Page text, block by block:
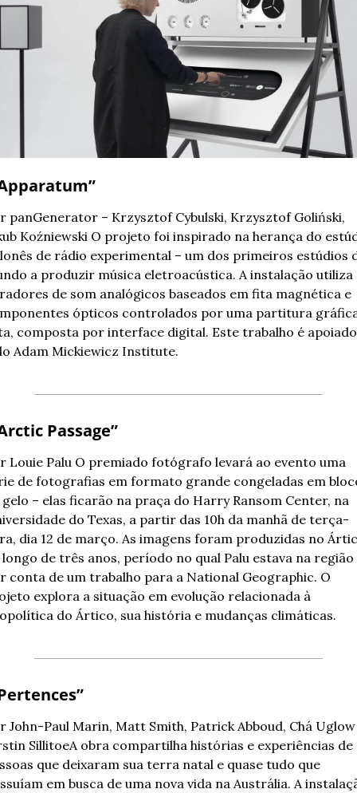
panGenerator – Krzysztof Cybulski, Krzysztof Goliński,
Koźniewski O projeto foi inspirado na herança do
de rádio experimental – um dos primeiros estúdios
a produzir música eletroacústica. A instalação utiliza
de som analógicos baseados em fita magnética e
ópticos controlados por uma partitura
composta por interface digital. Este trabalho é apoiado
Adam Mickiewicz Institute.
Passage”
Louie Palu O premiado fotógrafo levará ao evento uma
de fotografias em formato grande congeladas em
gelo – elas ficarão na praça do Harry Ransom Center, na
do Texas, a partir das 10h da manhã de terça-
dia 12 de março. As imagens foram produzidas no
longo de três anos, período no qual Palu estava na região
conta de um trabalho para a National Geographic. O
explora a situação em evolução relacionada à
do Ártico, sua história e mudanças climáticas.
John-Paul Marin, Matt Smith, Patrick Abboud, Chá
SillitoeA obra compartilha histórias e experiências de
que deixaram sua terra natal e quase tudo que
em busca de uma nova vida na Austrália. A